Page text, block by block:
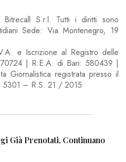
S.r.l. Tutti i diritti sono
Sede: Via Montenegro, 19
e Iscrizione al Registro delle
| R.E.A. di Bari: 580439 |
Giornalistica registrata presso il
5301 – R.S. 21 / 2015
Già Prenotati, Continuano